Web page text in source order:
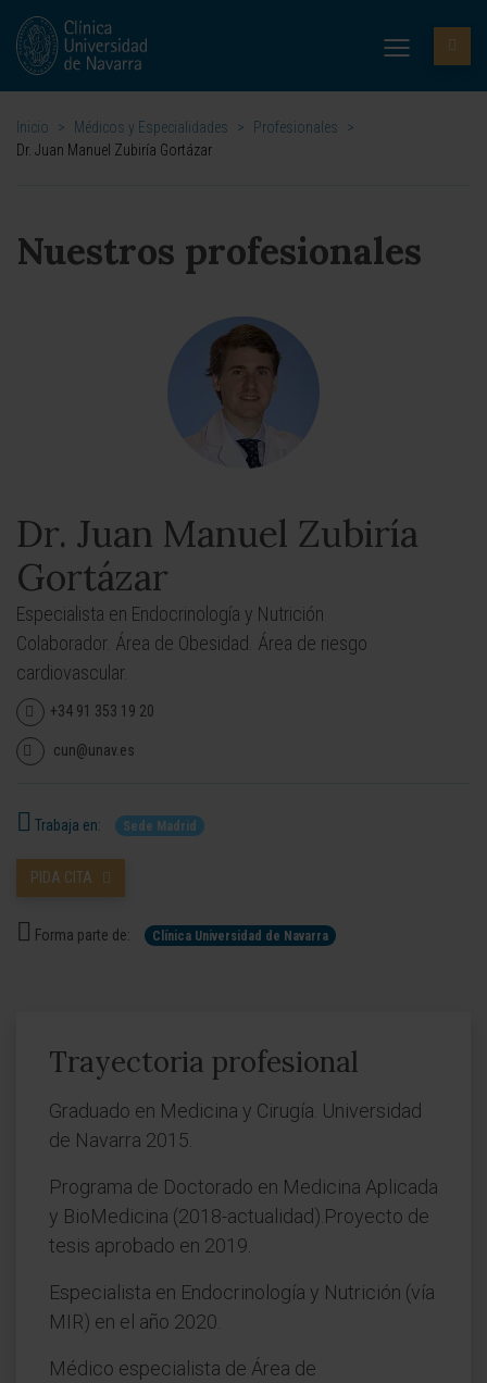
Inicio > Médicos y Especialidades > Profesionales
>
Dr. Juan Manuel Zubiría Gortázar
Nuestros profesionales
Dr. Juan Manuel Zubiría
Gortázar
Especialista en Endocrinología y Nutrición
Colaborador. Área de Obesidad. Área de riesgo
cardiovascular.
+34 91 353 19 20
cun@unav.es
Trabaja en: Sede Madrid
PIDA CITA
Forma parte de: Clínica Universidad de Navarra
Trayectoria profesional
Graduado en Medicina y Cirugía. Universidad
de Navarra 2015.
Programa de Doctorado en Medicina Aplicada
y BioMedicina (2018-actualidad).Proyecto de
tesis aprobado en 2019.
Especialista en Endocrinología y Nutrición (vía
MIR) en el año 2020.
Médico especialista de Área de